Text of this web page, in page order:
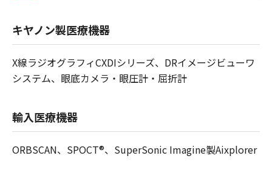
キヤノン製医療機器
X線ラジオグラフィCXDIシリーズ、DRイメージビューワ
システム、眼底カメラ・眼圧計・屈折計
輸入医療機器
ORBSCAN、SPOCT®、SuperSonic Imagine製Aixplorer